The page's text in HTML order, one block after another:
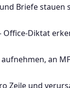
Briefe stauen
Diktat
an
Zeile und